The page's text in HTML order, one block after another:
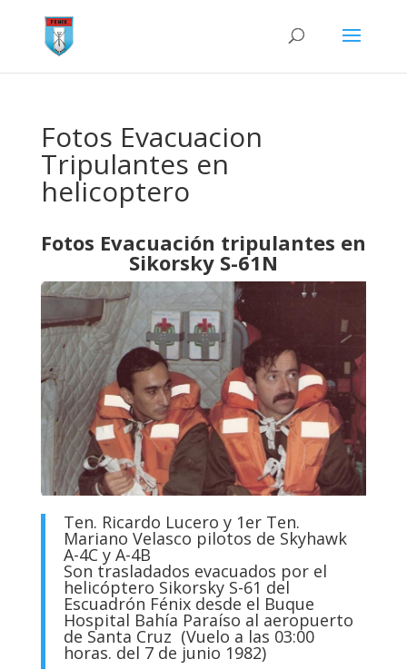
Fotos Evacuacion
Tripulantes en
helicoptero
Fotos Evacuación tripulantes en
Sikorsky S-61N
Ten. Ricardo Lucero y 1er Ten.
Mariano Velasco pilotos de Skyhawk
A-4C y A-4B
Son trasladados evacuados por el
helicóptero Sikorsky S-61 del
Escuadrón Fénix desde el Buque
Hospital Bahía Paraíso al aeropuerto
de Santa Cruz (Vuelo a las 03:00
horas. del 7 de junio 1982)